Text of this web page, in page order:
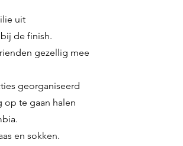
uit
de finish.
gezellig mee
georganiseerd
op te gaan halen
en sokken.